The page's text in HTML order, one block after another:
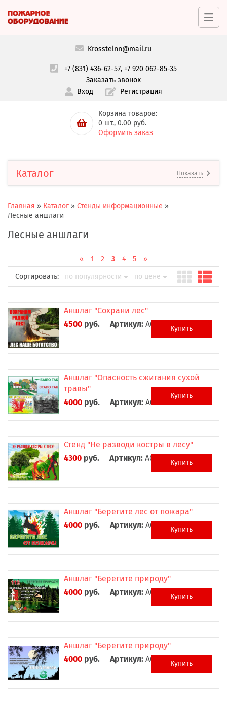
Krosstelnn@mail.ru
+7 (831) 436-62-57,+7 920 062-85-35
Заказать звонок
Вход
Регистрация
Корзина товаров:
0 шт., 0.00 руб.
Оформить заказ
Каталог Показать
Главная » Каталог » Стенды информационные »
Лесные аншлаги
Лесные аншлаги
« 1 2 3 4 5 »
Сортировать: по популярности по цене
Аншлаг "Сохрани лес"
4500 руб. Артикул: А0025 Купить
Аншлаг "Опасность сжигания сухой
травы"
4000 руб. Артикул: А0026
Купить
Стенд "Не разводи костры в лесу"
4300 руб. Артикул: А0027 Купить
Аншлаг "Берегите лес от пожара"
4000 руб. Артикул: А0028 Купить
Аншлаг "Берегите природу"
4000 руб. Артикул: А0029 Купить
Аншлаг "Берегите природу"
4000 руб. Артикул: А0030 Купить